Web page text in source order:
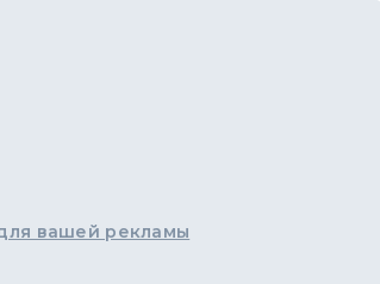
вашей рекламы